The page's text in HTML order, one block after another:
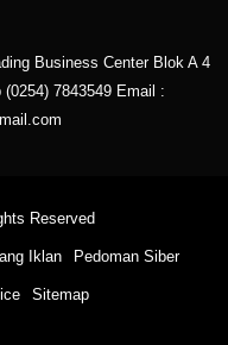
Business Center Blok A 4
(0254) 7843549 Email :
Reserved
Iklan Pedoman Siber
Sitemap